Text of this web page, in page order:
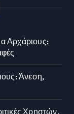
Αρχάριους:
Άνεση,
Χρηστών,